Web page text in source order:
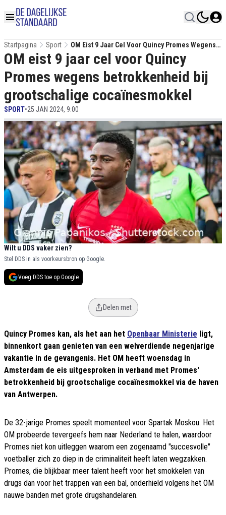
Startpagina Sport
OM Eist 9 Jaar Cel Voor Quincy Promes Wegens
Betrokkenheid Bij Grootschalige
Cocaïnesmokkel
OM eist 9 jaar cel voor Quincy
Promes wegens betrokkenheid bij
grootschalige cocaïnesmokkel
SPORT•25 JAN 2024, 9:00
Wilt u DDS vaker zien?
Stel DDS in als voorkeursbron op Google.
Voeg DDS toe op Google
Delen met
Quincy Promes kan, als het aan het Openbaar Ministerie ligt,
binnenkort gaan genieten van een welverdiende negenjarige
vakantie in de gevangenis. Het OM heeft woensdag in
Amsterdam de eis uitgesproken in verband met Promes'
betrokkenheid bij grootschalige cocaïnesmokkel via de haven
van Antwerpen.
De 32-jarige Promes speelt momenteel voor Spartak Moskou. Het
OM probeerde tevergeefs hem naar Nederland te halen, waardoor
Promes niet kon uitleggen waarom een zogenaamd "succesvolle"
voetballer zich zo diep in de criminaliteit heeft laten wegzakken.
Promes, die blijkbaar meer talent heeft voor het smokkelen van
drugs dan voor het trappen van een bal, onderhield volgens het OM
nauwe banden met grote drugshandelaren.